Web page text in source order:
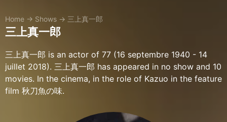
Home → Shows → 三上真一郎
三上真一郎
三上真一郎 is an actor of 77 (16 septembre 1940 - 14
juillet 2018). 三上真一郎 has appeared in no show and 10
movies. In the cinema, in the role of Kazuo in the feature
film 秋刀魚の味.